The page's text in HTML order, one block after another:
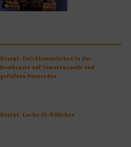
Rezept: Deichlammrücken in der
Brotkruste auf Tomatenconfit und
gefüllten Poveraden
Rezept: Lachs-Ei-Röllchen